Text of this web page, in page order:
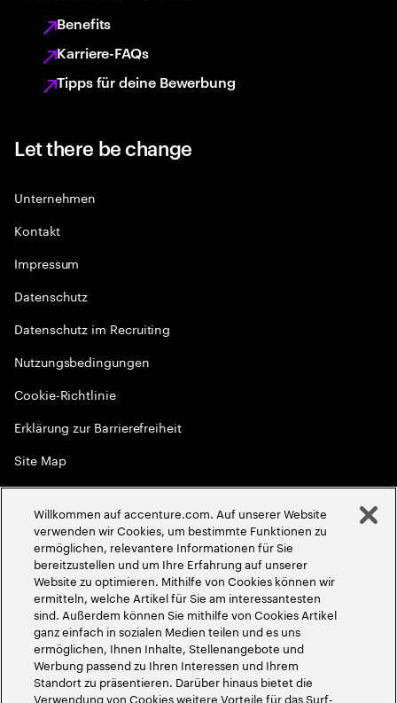
Benefits
Karriere-FAQs
Tipps für deine Bewerbung
Let there be change
Unternehmen
Kontakt
Impressum
Datenschutz
Datenschutz im Recruiting
Nutzungsbedingungen
Cookie-Richtlinie
Erklärung zur Barrierefreiheit
Site Map
Globale Meritokratie
2026Accenture. Alle Rechte vorbehalten
Willkommen auf accenture.com. Auf unserer Website
verwenden wir Cookies, um bestimmte Funktionen zu
ermöglichen, relevantere Informationen für Sie
bereitzustellen und um Ihre Erfahrung auf unserer
Website zu optimieren. Mithilfe von Cookies können wir
ermitteln, welche Artikel für Sie am interessantesten
sind. Außerdem können Sie mithilfe von Cookies Artikel
ganz einfach in sozialen Medien teilen und es uns
ermöglichen, Ihnen Inhalte, Stellenangebote und
Werbung passend zu Ihren Interessen und Ihrem
Standort zu präsentieren. Darüber hinaus bietet die
Verwendung von Cookies weitere Vorteile für das Surf-